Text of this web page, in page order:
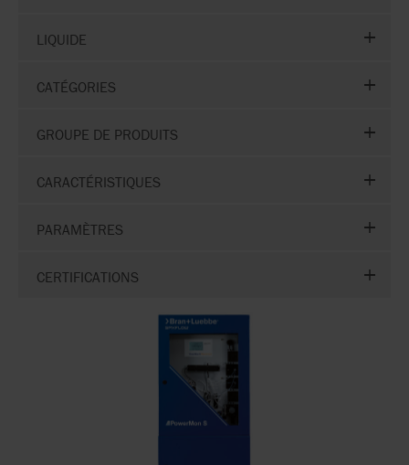
LIQUIDE
CATÉGORIES
GROUPE DE PRODUITS
CARACTÉRISTIQUES
PARAMÈTRES
CERTIFICATIONS